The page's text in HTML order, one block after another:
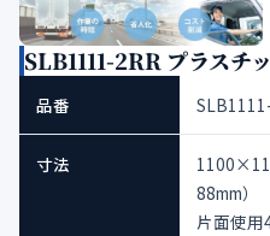
SLB1111-2RR プラスチ
品番
寸法
88mm）
片面使